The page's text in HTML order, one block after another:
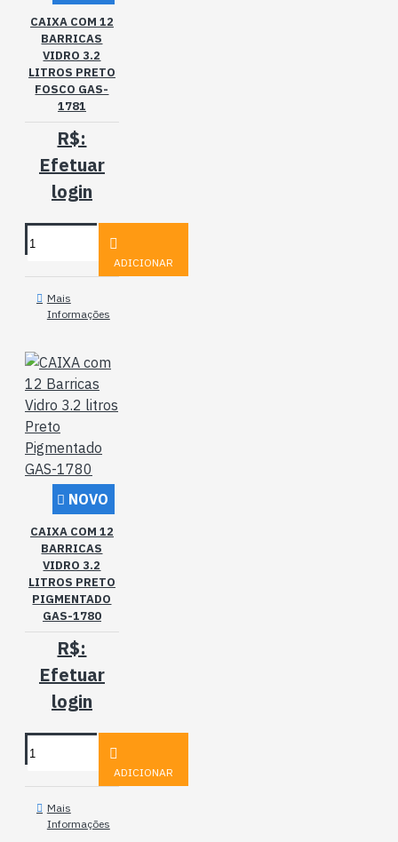
CAIXA COM 12
BARRICAS
VIDRO 3.2
LITROS PRETO
FOSCO GAS-
1781
R$:
Efetuar
login
ADICIONAR
Mais
Informações
NOVO
CAIXA COM 12
BARRICAS
VIDRO 3.2
LITROS PRETO
PIGMENTADO
GAS-1780
R$:
Efetuar
login
ADICIONAR
Mais
Informações